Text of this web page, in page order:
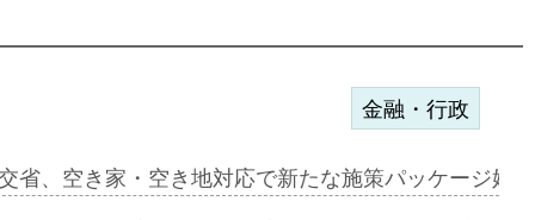
サー契約…
金融・行政
省、空き家・空き地対応で新たな施策パッケージ始